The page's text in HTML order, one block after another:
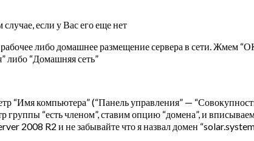
если у Вас его еще нет
либо домашнее размещение сервера в сети. Жмем
либо “Домашняя сеть”
“Имя компьютера” (“Панель управления” —
“есть членом”, ставим опцию “домена”, и
2008 R2 и не забывайте что я назвал домен